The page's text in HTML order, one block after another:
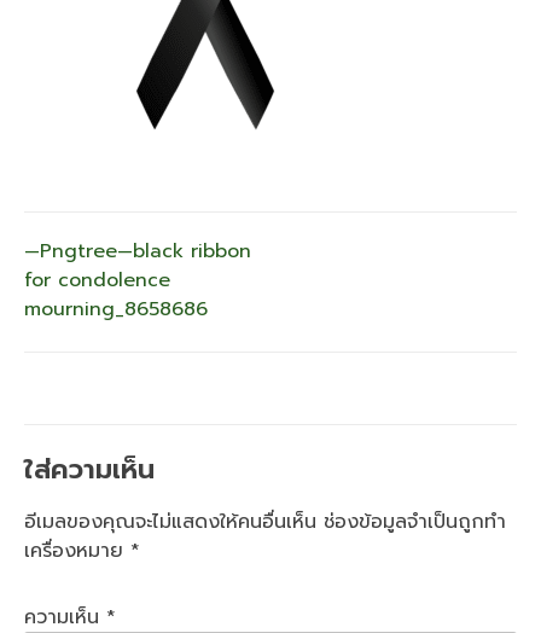
แนะแนว
เรื่อง
—Pngtree—black ribbon
for condolence
mourning_8658686
ใส่ความเห็น
อีเมลของคุณจะไม่แสดงให้คนอื่นเห็น ช่องข้อมูลจำเป็นถูกทำ
เครื่องหมาย *
ความเห็น *